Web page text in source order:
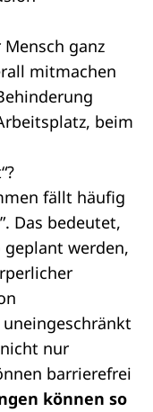
ganz
mitmachen
beim
fällt häufig
Das bedeutet,
geplant werden,
nur
barrierefrei
können so